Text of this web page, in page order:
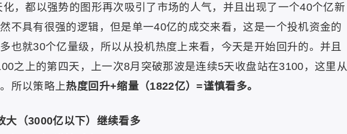
，都以强势的图形再次吸引了市场的人气，并且出现了一个40个亿新
不具有很强的逻辑，但是单一40亿的成交来看，这是一个投机资金的
也就30个亿量级，所以从投机热度上来看，今天是开始回升的。并且
之上的第四天，上一次8月突破那波是连续5天收盘站在3100，这里从
所以策略上热度回升+缩量（1822亿）=谨慎看多。
大（3000亿以下）继续看多